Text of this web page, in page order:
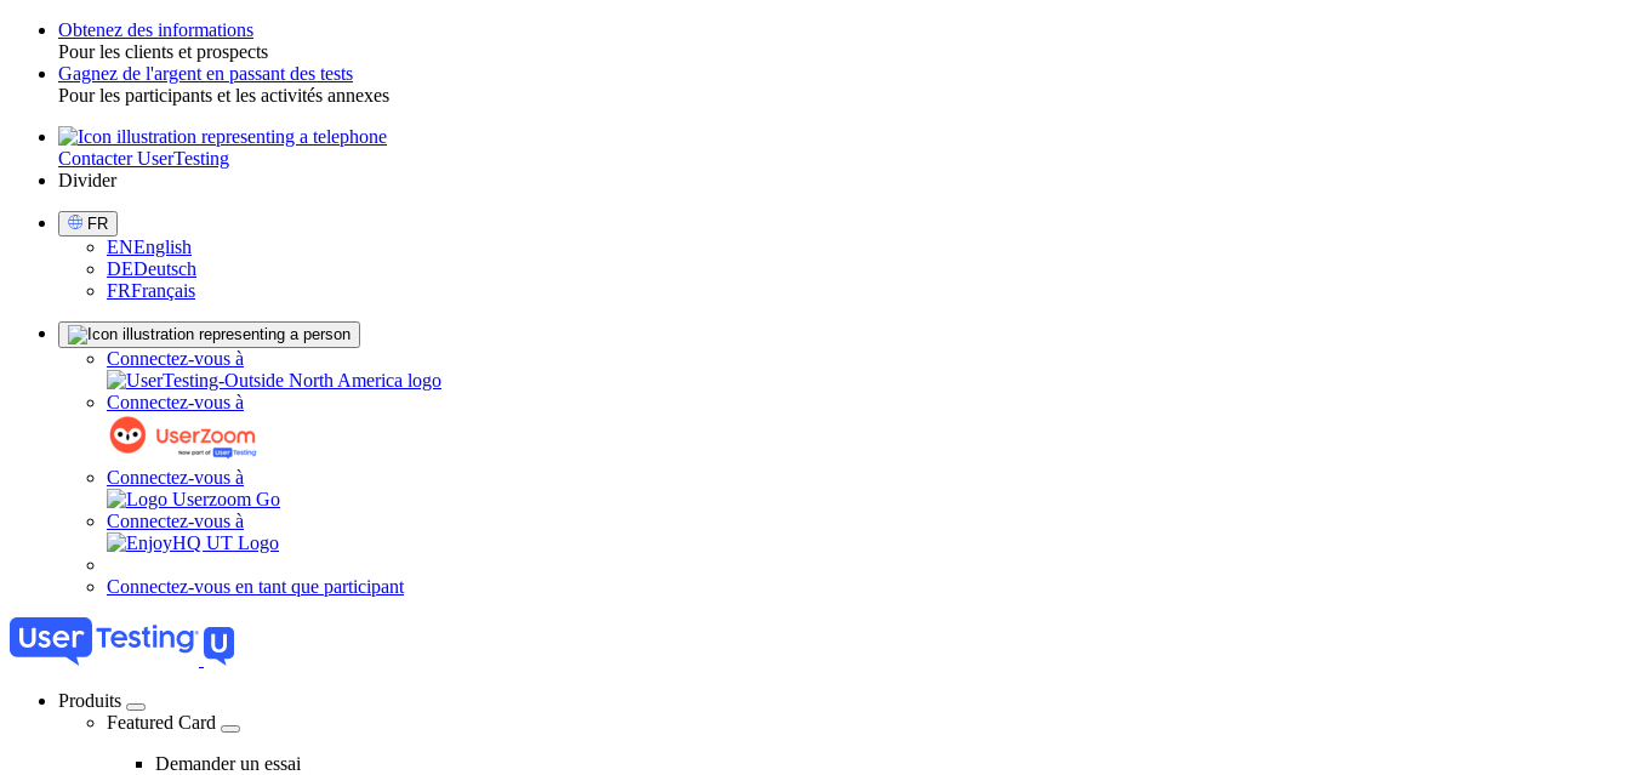
Toggle
Obtenez des informations
Pour les clients et prospects
Gagnez de l'argent en passant des tests
Pour les participants et les activités annexes
UtilityContacter UserTesting
Divider
Select
Language
FR
ENEnglish
DEDeutsch
FRFrançais
Connectez-vous à
Connectez-vous à
Connectez-vous à
Connectez-vous à
Connectez-vous en tant que participant
Produits
Featured Card
Demander un essai